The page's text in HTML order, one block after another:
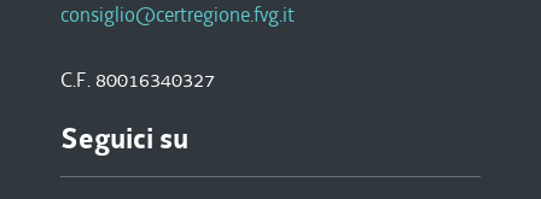
consiglio@certregione.fvg.it
C.F. 80016340327
Seguici su